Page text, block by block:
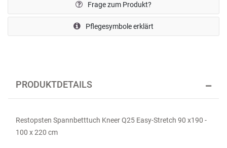
Frage zum Produkt?
Pflegesymbole erklärt
PRODUKTDETAILS
Restopsten Spannbetttuch Kneer Q25 Easy-Stretch 90 x190 -
100 x 220 cm